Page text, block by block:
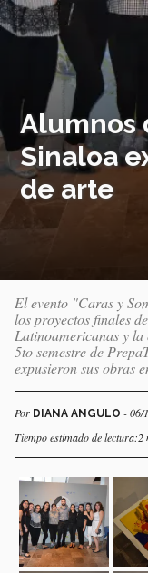
Alumnos
Sinaloa
de arte
El evento "Caras y
los proyectos finales
Latinoamericanas y
5to semestre de
expusieron sus obras
Por DIANA ANGULO - 06/
Tiempo estimado de lectura:2